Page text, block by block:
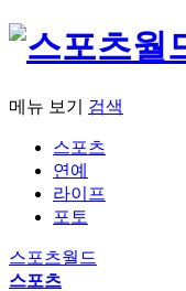
메뉴 보기 검색
스포츠
연예
라이프
포토
스포츠월드
스포츠